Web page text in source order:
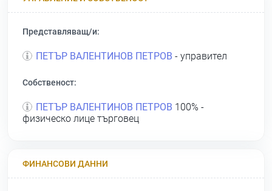
Представляващ/и:
ПЕТЪР ВАЛЕНТИНОВ ПЕТРОВ - управител
Собственост:
ПЕТЪР ВАЛЕНТИНОВ ПЕТРОВ 100% -
физическо лице търговец
ФИНАНСОВИ ДАННИ